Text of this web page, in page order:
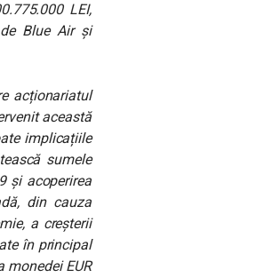
LEI,
Blue Air și
acționariatul
această
implicațiile
sumele
și acoperirea
din cauza
a creșterii
în principal
monedei EUR